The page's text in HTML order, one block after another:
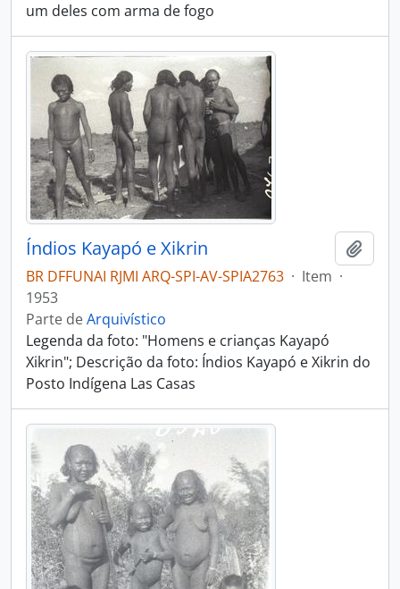
um deles com arma de fogo
Índios Kayapó e Xikrin
BR DFFUNAI RJMI ARQ-SPI-AV-SPIA2763 · Item ·
1953
Parte deArquivístico
Legenda da foto: "Homens e crianças Kayapó
Xikrin"; Descrição da foto: Índios Kayapó e Xikrin do
Posto Indígena Las Casas